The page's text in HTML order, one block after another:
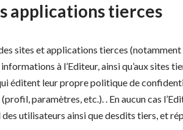
applications tierces
sites et applications tierces (notamment
à l’Editeur, ainsi qu’aux sites
éditent leur propre politique de
paramètres, etc.). . En aucun cas
utilisateurs ainsi que desdits tiers, et